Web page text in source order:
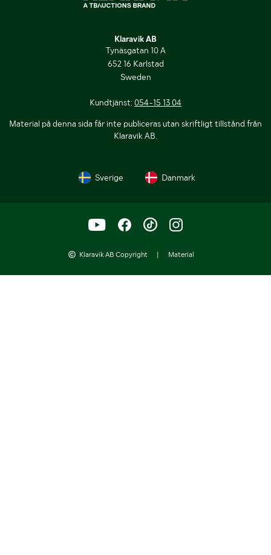
Klaravik AB
Tynäsgatan 10 A
652 16 Karlstad
Sweden
Kundtjänst: 054-15 13 04
Material på denna sida får inte publiceras utan skriftligt tillstånd från
Klaravik AB.
Sverige Danmark
Klaravik AB Copyright | Material